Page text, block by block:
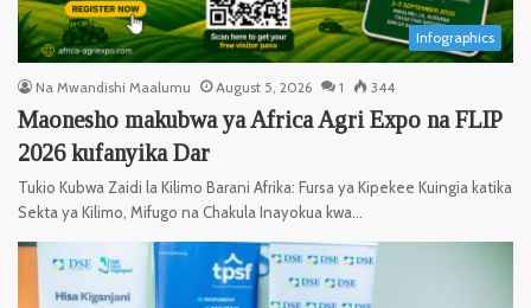
Infographics
Na Mwandishi Maalumu August 5, 2026 1 344
Maonesho makubwa ya Africa Agri Expo na FLIP
2026 kufanyika Dar
Tukio Kubwa Zaidi la Kilimo Barani Afrika: Fursa ya Kipekee Kuingia katika
Sekta ya Kilimo, Mifugo na Chakula Inayokua kwa…